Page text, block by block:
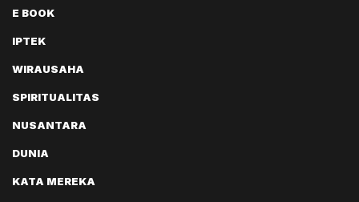
E BOOK
IPTEK
WIRAUSAHA
SPIRITUALITAS
NUSANTARA
DUNIA
KATA MEREKA